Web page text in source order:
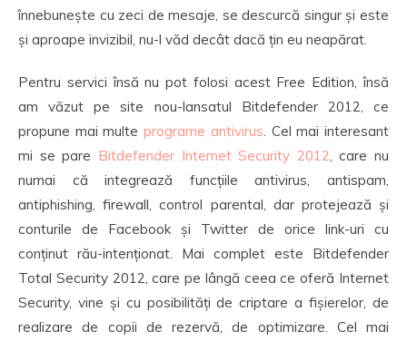
înnebunește cu zeci de mesaje, se descurcă singur și este
și aproape invizibil, nu-l văd decât dacă țin eu neapărat.
Pentru servici însă nu pot folosi acest Free Edition, însă
am văzut pe site nou-lansatul Bitdefender 2012, ce
propune mai multeprograme antivirus. Cel mai interesant
mi se pare Bitdefender Internet Security 2012, care nu
numai că integrează funcțiile antivirus, antispam,
antiphishing, firewall, control parental, dar protejează și
conturile de Facebook și Twitter de orice link-uri cu
conținut rău-intenționat. Mai complet este Bitdefender
Total Security 2012, care pe lângă ceea ce oferă Internet
Security, vine și cu posibilități de criptare a fișierelor, de
realizare de copii de rezervă, de optimizare. Cel mai